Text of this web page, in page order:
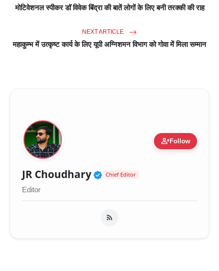
मोटिवेशनल स्पीकर डॉ विवेक बिंद्रा की बातें लोगों के लिए बनी तरक्की की राह
NEXT ARTICLE
महाकुम्भ में उत्कृष्ट कार्य के लिए यूपी अग्निशमन विभाग को गोवा में मिला सम्मान
person_addFollow
JR Choudhary Verified Public Figure
Chief Editor
Editor